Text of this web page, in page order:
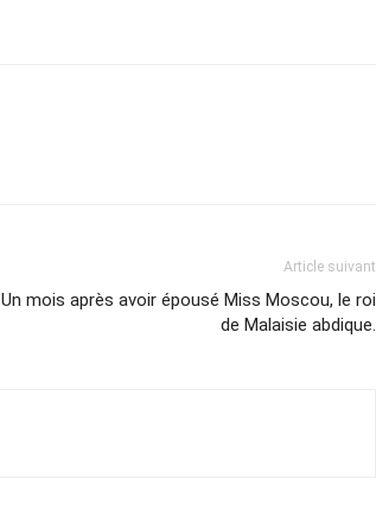
Article suivant
Un mois après avoir épousé Miss Moscou, le roi
de Malaisie abdique.